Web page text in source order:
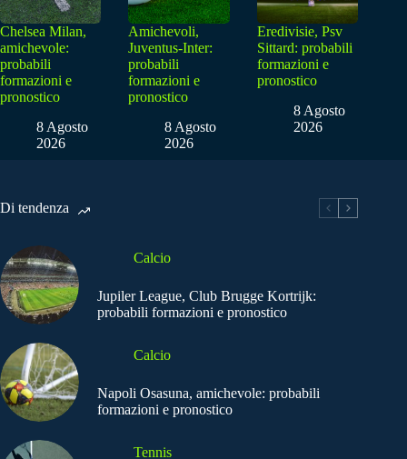
Chelsea Milan,
amichevole:
probabili
formazioni e
pronostico
8 Agosto
2026
Amichevoli,
Juventus-Inter:
probabili
formazioni e
pronostico
8 Agosto
2026
Eredivisie, Psv
Sittard: probabili
formazioni e
pronostico
8 Agosto
2026
Di tendenza
Calcio
Jupiler League, Club Brugge Kortrijk:
probabili formazioni e pronostico
Calcio
Napoli Osasuna, amichevole: probabili
formazioni e pronostico
Tennis